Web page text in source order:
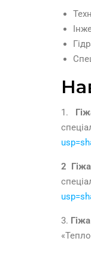
1.
2
3.